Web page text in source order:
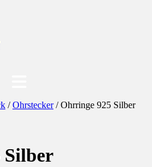
/Ohrstecker/ Ohrringe 925 Silber
Silber